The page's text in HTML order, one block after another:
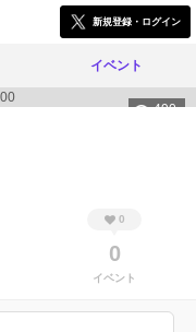
新規登録・ログイン
イベント
490
0
0
イベント